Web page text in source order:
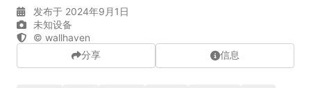
发布于 2024年9月1日
未知设备
© wallhaven
分享 信息
弹幕会在下方多行滚动展示；匿名发送有数量和频率限制。
加载弹幕...